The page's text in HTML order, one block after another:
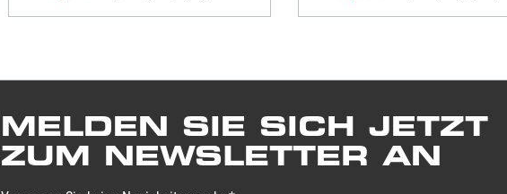
MELDEN SIE SICH JETZT
ZUM NEWSLETTER AN